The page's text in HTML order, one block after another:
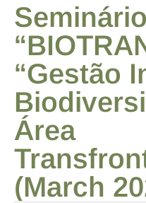
Seminário
“Gestão
Área
(March